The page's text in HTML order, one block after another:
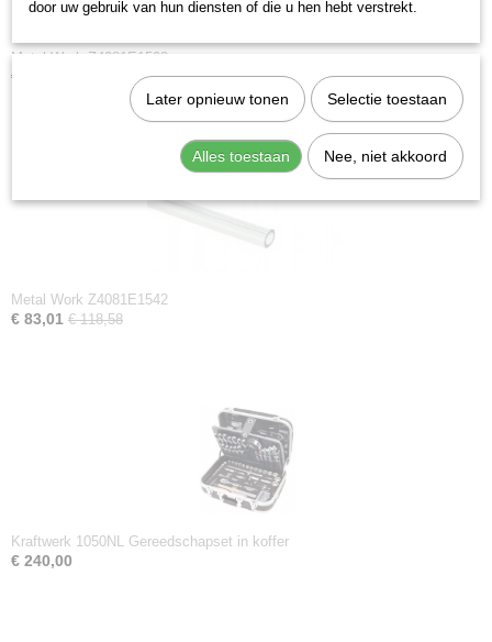
Metal Work Z4081E1502
€ 83,01
Metal Work Z4081E1542
€ 83,01 € 118,58
Kraftwerk 1050NL Gereedschapset in koffer
€ 240,00
door uw gebruik van hun diensten of die u hen hebt verstrekt.
Later opnieuw tonen Selectie toestaan
Alles toestaan Nee, niet akkoord